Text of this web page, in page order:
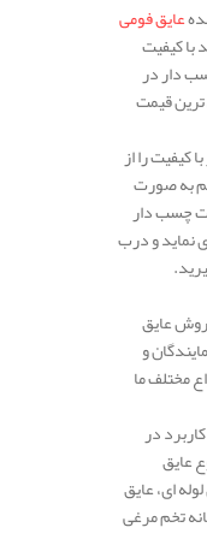
عایق فومی
با کیفیت
دار در
ترین قیمت
کیفیت را از
به صورت
چسب دار
نماید و درب
عایق
و
مختلف ما
در
عایق
ای، عایق
تخم مرغی